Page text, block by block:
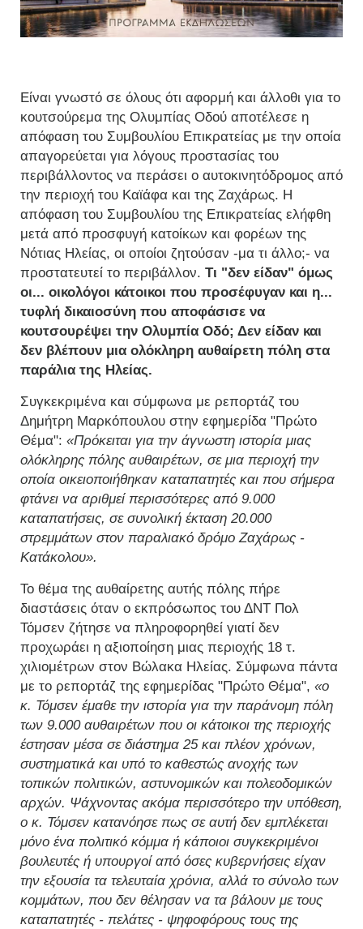
Είναι γνωστό σε όλους ότι αφορμή και άλλοθι για το
κουτσούρεμα της Ολυμπίας Οδού αποτέλεσε η
απόφαση του Συμβουλίου Επικρατείας με την οποία
απαγορεύεται για λόγους προστασίας του
περιβάλλοντος να περάσει ο αυτοκινητόδρομος από
την περιοχή του Καϊάφα και της Ζαχάρως. Η
απόφαση του Συμβουλίου της Επικρατείας ελήφθη
μετά από προσφυγή κατοίκων και φορέων της
Νότιας Ηλείας, οι οποίοι ζητούσαν -μα τι άλλο;- να
προστατευτεί το περιβάλλον. Τι "δεν είδαν" όμως
οι... οικολόγοι κάτοικοι που προσέφυγαν και η...
τυφλή δικαιοσύνη που αποφάσισε να
κουτσουρέψει την Ολυμπία Οδό; Δεν είδαν και
δεν βλέπουν μια ολόκληρη αυθαίρετη πόλη στα
παράλια της Ηλείας.
Συγκεκριμένα και σύμφωνα με ρεπορτάζ του
Δημήτρη Μαρκόπουλου στην εφημερίδα "Πρώτο
Θέμα": «Πρόκειται για την άγνωστη ιστορία μιας
ολόκληρης πόλης αυθαιρέτων, σε μια περιοχή την
οποία οικειοποιήθηκαν καταπατητές και που σήμερα
φτάνει να αριθμεί περισσότερες από 9.000
καταπατήσεις, σε συνολική έκταση 20.000
στρεμμάτων στον παραλιακό δρόμο Ζαχάρως -
Κατάκολου».
Το θέμα της αυθαίρετης αυτής πόλης πήρε
διαστάσεις όταν ο εκπρόσωπος του ΔΝΤ Πολ
Τόμσεν ζήτησε να πληροφορηθεί γιατί δεν
προχωράει η αξιοποίηση μιας περιοχής 18 τ.
χιλιομέτρων στον Βώλακα Ηλείας. Σύμφωνα πάντα
με το ρεπορτάζ της εφημερίδας "Πρώτο Θέμα", «ο
κ. Τόμσεν έμαθε την ιστορία για την παράνομη πόλη
των 9.000 αυθαιρέτων που οι κάτοικοι της περιοχής
έστησαν μέσα σε διάστημα 25 και πλέον χρόνων,
συστηματικά και υπό το καθεστώς ανοχής των
τοπικών πολιτικών, αστυνομικών και πολεοδομικών
αρχών. Ψάχνοντας ακόμα περισσότερο την υπόθεση,
ο κ. Τόμσεν κατανόησε πως σε αυτή δεν εμπλέκεται
μόνο ένα πολιτικό κόμμα ή κάποιοι συγκεκριμένοι
βουλευτές ή υπουργοί από όσες κυβερνήσεις είχαν
την εξουσία τα τελευταία χρόνια, αλλά το σύνολο των
κομμάτων, που δεν θέλησαν να τα βάλουν με τους
καταπατητές - πελάτες - ψηφοφόρους τους της